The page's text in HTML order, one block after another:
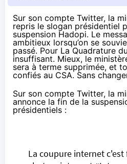
Sur son compte Twitter, la
repris le slogan présidentiel
suspension Hadopi. Le
ambitieux lorsqu’on se
passé. Pour La Quadrature
insuffisant. Mieux, le
sera à terme supprimée, et
confiés au CSA. Sans
Sur son compte Twitter, la
annonce la fin de la
présidentiels :
La coupure internet